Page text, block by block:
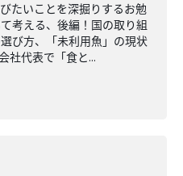
たいことを深掘りするお勉
考える、後編！国の取り組
び方、「未利用魚」の現状
社代表で「食と...